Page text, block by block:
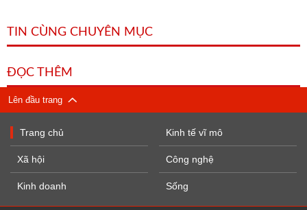
TIN CÙNG CHUYÊN MỤC
ĐỌC THÊM
Lên đầu trang
Trang chủ
Xã hội
Kinh doanh
Kinh tế vĩ mô
Công nghệ
Sống